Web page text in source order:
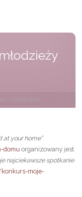
i młodzieży
your home”
domuorganizowany jest
najciekawsze spotkanie
moje-